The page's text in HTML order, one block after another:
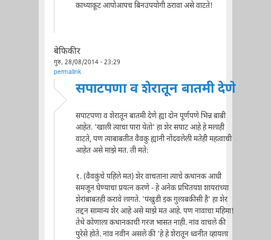
काथ्याकूट आपोआपच बिनउपयोगी ठरावा असे वाटते!
बेफिकीर
गुरु, 28/08/2014 - 23:29
permalink
सपाटपणा व शेरातून बातमी देणे
सपाटपणा व शेरातून बातमी देणे ह्या दोन पूर्णपणे भिन्न बाबी
आहेत. 'खाली त्याचा पारा येतो' हा शेर सपाट आहे हे मलाही
वाटते, पण त्याबाबतीत वैवकु ह्यांनी नोंदवलेली मतेही महत्वाची
आहेत असे माझे मत. ती मते:
१. (वैवकुंचे पहिले मत) शेर वाचताना त्याचे कथानक आधी
समजून घेण्याचा प्रयत्न करणे - हे अनेक प्रथितयश शायरांच्या
शेरांबाबतही करावे लागते. 'पंखुडी इक गुलाबकीसी है' हा शेर
तद्दन सामान्य शेर आहे असे माझे मत आहे. पण नावाचा महिमा!
तेथे कोणाला कथानकाची गरज भासत नाही. नांव वाचले की
पुरेसे होते. नांव नवीन असले की 'हे हे शेरातून ध्वनीत व्हायला